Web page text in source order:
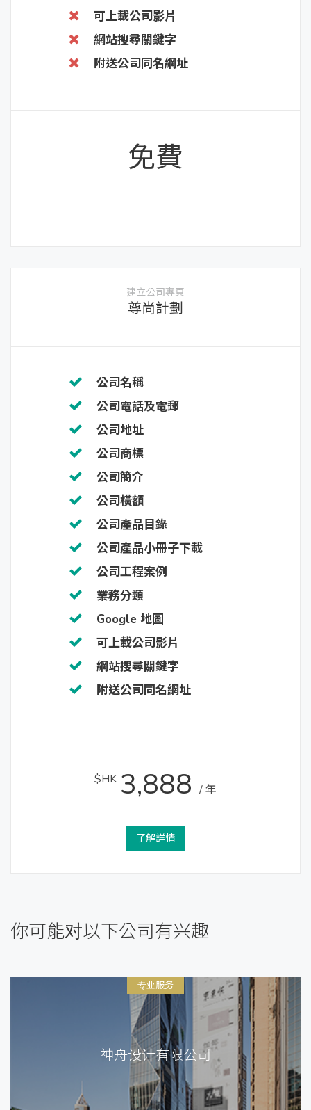
可上載公司影片
網站搜尋關鍵字
附送公司同名網址
免費
建立公司專頁
尊尚計劃
公司名稱
公司電話及電郵
公司地址
公司商標
公司簡介
公司橫額
公司產品目錄
公司產品小冊子下載
公司工程案例
業務分類
Google 地圖
可上載公司影片
網站搜尋關鍵字
附送公司同名網址
$HK 3,888 / 年
了解詳情
你可能对以下公司有兴趣
神舟设计有限公司
专业服务